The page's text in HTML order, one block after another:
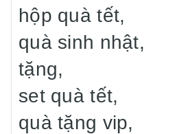
hộp quà tết,
quà sinh nhật,
tặng,
set quà tết,
quà tặng vip,